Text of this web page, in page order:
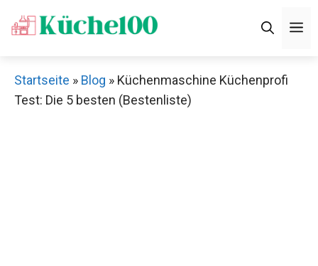
Inhalt
Startseite » Blog » Küchenmaschine Küchenprofi
Test: Die 5 besten (Bestenliste)